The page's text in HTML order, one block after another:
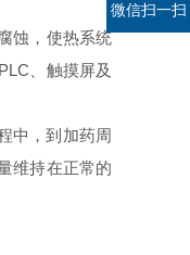
蚀，使热系统
、触摸屏及
中，到加药周
维持在正常的
微信扫一扫